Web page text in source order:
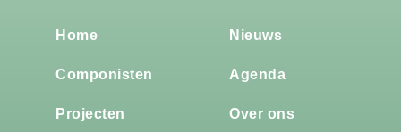
Home
Componisten
Projecten
Nieuws
Agenda
Over ons